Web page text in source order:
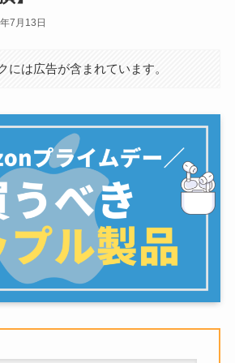
7月13日
には広告が含まれています。